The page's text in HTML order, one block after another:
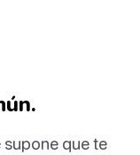
supone que te